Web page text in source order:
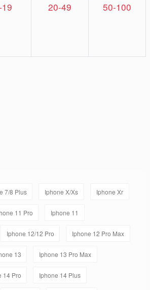
20-49 50-100
7/8 Plus Iphone X/Xs Iphone Xr
11 Pro Iphone 11
Iphone 12/12 Pro Iphone 12 Pro Max
13 Iphone 13 Pro Max
14 Pro Iphone 14 Plus